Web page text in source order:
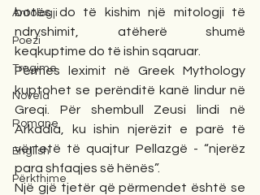
Antologji
Poezi
Tregime
Novela
Romane
English
Përkthime
botës do të kishim një mitologji të
ndryshimit, atëherë shumë
keqkuptime do të ishin sqaruar.
Përmes leximit në Greek Mythology
kuptohet se perënditë kanë lindur në
Greqi. Për shembull Zeusi lindi në
Arkadia, ku ishin njerëzit e parë të
vërtetë të quajtur Pellazgë - “njerëz
para shfaqjes së hënës”.
Një gjë tjetër që përmendet është se